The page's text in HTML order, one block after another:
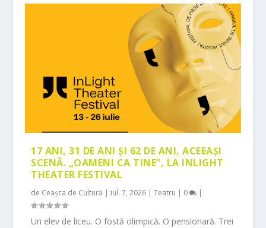
17 ANI, 31 DE ANI ȘI 62 DE ANI, ACEEAȘI
SCENĂ. „OAMENI CA TINE”, LA INLIGHT
THEATER FESTIVAL
de Ceașca de Cultură | iul. 7, 2026 |Teatru | 0 |
Un elev de liceu. O fostă olimpică. O pensionară. Trei